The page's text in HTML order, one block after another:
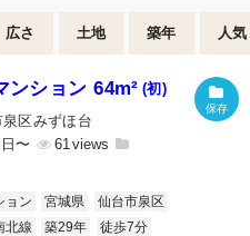
広さ 土地 築年 人気
ンション 64m² (初)
区みずほ台
〜
61
ョン 宮城県
仙台市泉区
北線 築29年
徒歩7分